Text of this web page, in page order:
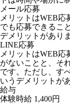
メール応募
メリットはWEB
でも応募できるこ
デメリットがあり
LINE応募
メリットはWEB
がないことと、そ
です。ただし、す
いうデメリットが
給与
体験時給 1,400円